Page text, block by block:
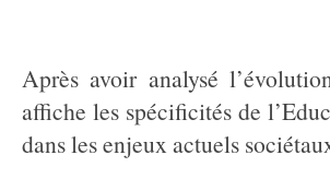
Après avoir analysé
affiche les spécificités de
dans les enjeux actuels